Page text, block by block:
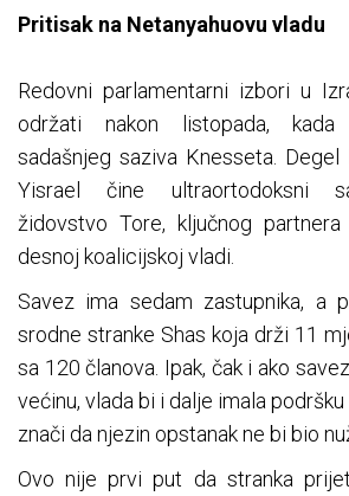
Pritisak na Netanyahuovu vladu
Redovni parlamentarni izbori u
održati nakon listopada,
sadašnjeg saziva Knesseta. Degel
Yisrael čine ultraortodoksni
židovstvo Tore, ključnog partnera
desnoj koalicijskoj vladi.
Savez ima sedam zastupnika, a
srodne stranke Shas koja drži 11
sa 120 članova. Ipak, čak i ako
većinu, vlada bi i dalje imala
znači da njezin opstanak ne bi bio
Ovo nije prvi put da stranka